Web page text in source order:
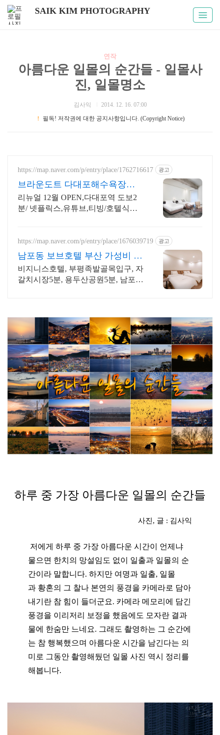
SAIK KIM PHOTOGRAPHY
연작
아름다운 일몰의 순간들 - 일몰사
진, 일몰명소
김사익
2014. 12. 16. 07:00
！
필독! 저작권에 대한 공지사항입니다. (Copyright Notice)
https://map.naver.com/p/entry/place/1762716617 광고
브라운도트 다대포해수욕장점
(구. Oia호텔)
리뉴얼 12월 OPEN,다대포역 도보2
분/ 넷플릭스,유튜브,티빙/호텔식침
https://map.naver.com/p/entry/place/1676039719 광고
남포동 보브호텔 부산 가성비 숙
소는 여기!
비지니스호텔, 부평족발골목입구, 자
갈치시장5분, 용두산공원5분, 남포동
하루 중 가장 아름다운 일몰의 순간들
사진, 글 : 김사익
저에게 하루 중 가장 아름다운 시간이 언제냐
물으면 한치의 망설임도 없이 일출과 일몰의 순
간이라 말합니다. 하지만 여명과 일출, 일몰
과황혼의 그 찰나 본연의 풍경을 카메라로 담아
내기란 참 힘이 들더군요. 카메라 메모리에 담긴
풍경을 이리저리 보정을 했음에도 모자란 결과
물에 한숨만 느네요. 그래도 촬영하는 그 순간에
는 참 행복했으며 아름다운 시간을 남긴다는 의
미로 그동안 촬영해뒀던 일몰 사진 역시 정리를
해봅니다.